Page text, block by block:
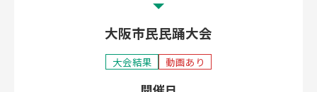
OSAKA シティウオーク
大阪市長杯
大阪市民民踊大会
大会結果 動画あり